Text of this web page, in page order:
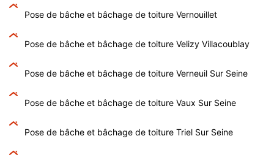
Pose de bâche et bâchage de toiture Vernouillet
Pose de bâche et bâchage de toiture Velizy Villacoublay
Pose de bâche et bâchage de toiture Verneuil Sur Seine
Pose de bâche et bâchage de toiture Vaux Sur Seine
Pose de bâche et bâchage de toiture Triel Sur Seine